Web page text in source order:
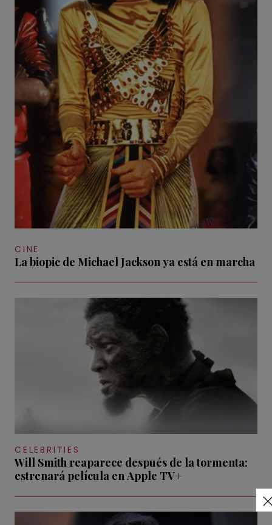
CINE
La biopic de Michael Jackson ya está en marcha
CELEBRITIES
Will Smith reaparece después de la tormenta:
estrenará película en Apple TV+